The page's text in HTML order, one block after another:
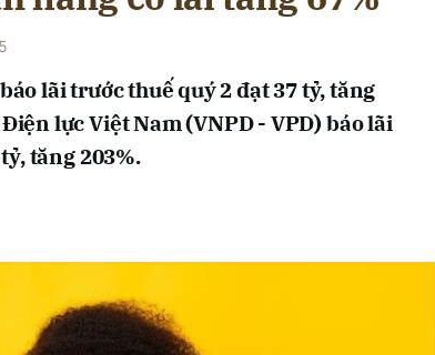
lãi trước thuế quý 2 đạt 37 tỷ, tăng
lực Việt Nam (VNPD - VPD) báo lãi
tăng 203%.